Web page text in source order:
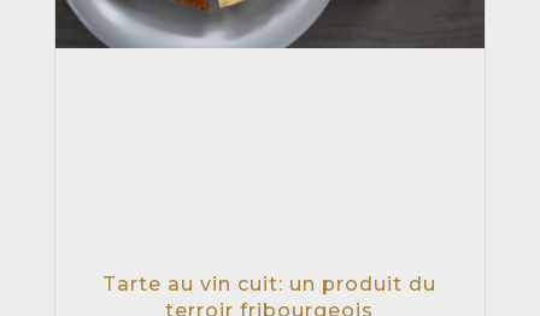
Tarte au vin cuit: un produit du
terroir fribourgeois